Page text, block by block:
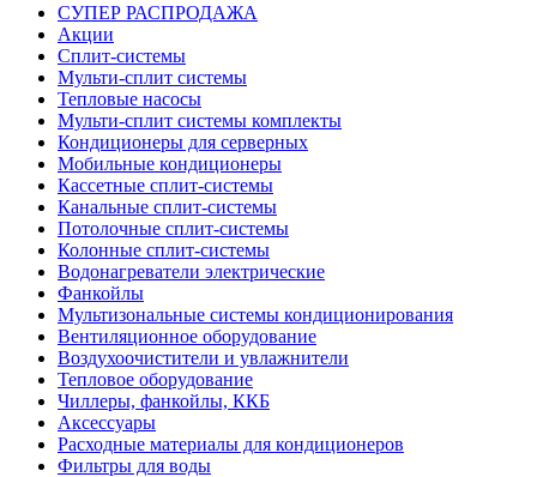
СУПЕР РАСПРОДАЖА
Акции
Сплит-системы
Мульти-сплит системы
Тепловые насосы
Мульти-сплит системы комплекты
Кондиционеры для серверных
Мобильные кондиционеры
Кассетные сплит-системы
Канальные сплит-системы
Потолочные сплит-системы
Колонные сплит-системы
Водонагреватели электрические
Фанкойлы
Мультизональные системы кондиционирования
Вентиляционное оборудование
Воздухоочистители и увлажнители
Тепловое оборудование
Чиллеры, фанкойлы, ККБ
Аксессуары
Расходные материалы для кондиционеров
Фильтры для воды